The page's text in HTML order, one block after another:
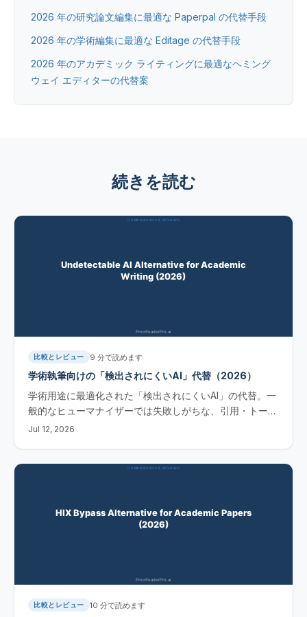
2026 年の研究論文編集に最適な Paperpal の代替手段
2026 年の学術編集に最適な Editage の代替手段
2026 年のアカデミック ライティングに最適なヘミング
ウェイ エディターの代替案
続きを読む
比較とレビュー 9 分で読めます
学術執筆向けの「検出されにくいAI」代替（2026）
学術用途に最適化された「検出されにくいAI」の代替。一
般的なヒューマナイザーでは失敗しがちな、引用・トー
ン・意味を維持します。アカデミック向けの選択肢を無料
Jul 12, 2026
比較とレビュー 10 分で読めます